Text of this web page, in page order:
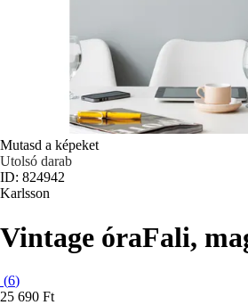
Mutasd a képeket
Utolsó darab
ID: 824942
Karlsson
Vintage óraFali,
(6)
25 690 Ft